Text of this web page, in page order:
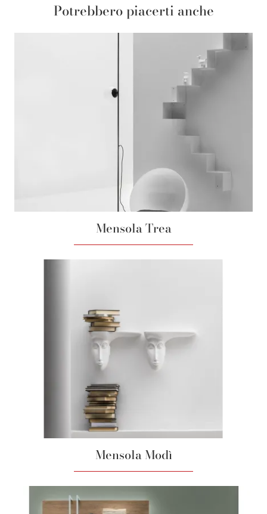
Potrebbero piacerti anche
Mensola Trea
Mensola Modì